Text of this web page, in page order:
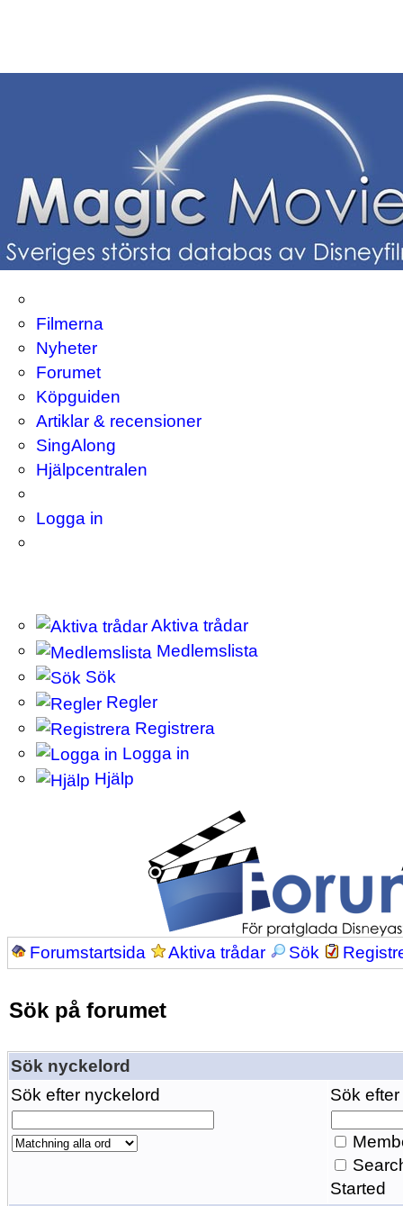
Filmerna
Nyheter
Forumet
Köpguiden
Artiklar & recensioner
SingAlong
Hjälpcentralen
Logga in
Aktiva trådar
Medlemslista
Sök
Regler
Registrera
Logga in
Hjälp
Forumstartsida Aktiva trådar Sök
Sök på forumet
Sök nyckelord
Sök efter nyckelord
Sök
Started